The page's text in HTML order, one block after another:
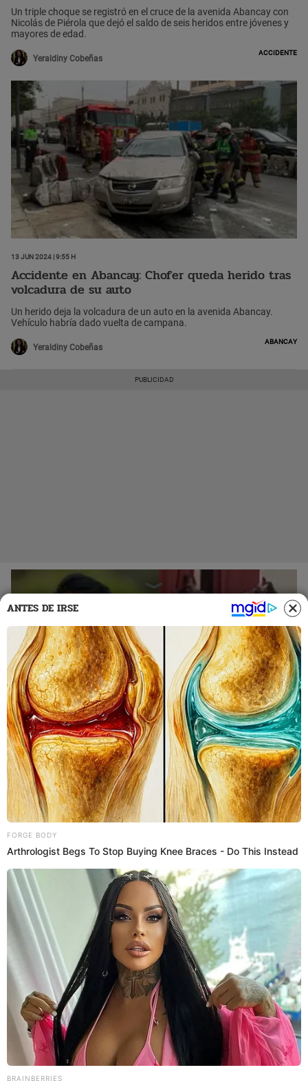
Un triple choque se registró en el cruce de la avenida Abancay con
Nicolás de Piérola que dejó el saldo de seis heridos entre jóvenes y
mayores de edad.
Yeraldiny Cobeñas
Accidente
13 Jun 2024 | 9:55 h
Accidente en Abancay: Chofer queda herido tras
volcadura de su auto
Un herido deja la volcadura de un auto en la avenida Abancay.
Vehículo habría dado vuelta de campana.
Yeraldiny Cobeñas
Abancay
06 Nov 2023 | 17:55 h
Santiago 2023: Alcalde de Abancay reconoce
diálogo con Eriberto Gutiérrez antes del viaje y
revela dato inédito
Alcalde de Abancay, Raúl Peña, fue tendencia luego que el
medallista Eriberto Gutiérrez rechazó su homenaje al no apoyarlo
para los Panamericanos 2023.
Juegos Panamericanos
06 Nov 2023 | 16:13 h
ANTES DE IRSE